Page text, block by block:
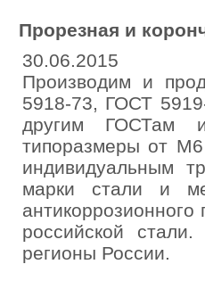
Прорезная и
30.06.2015
Производим и
5918-73, ГОСТ
другим ГОСТам и
типоразмеры от
индивидуальным
марки стали и
российской
регионы России.